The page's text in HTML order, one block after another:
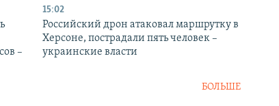
–
15:02
Российский дрон атаковал маршрутку в
Херсоне, пострадали пять человек –
украинские власти
БОЛЬШЕ